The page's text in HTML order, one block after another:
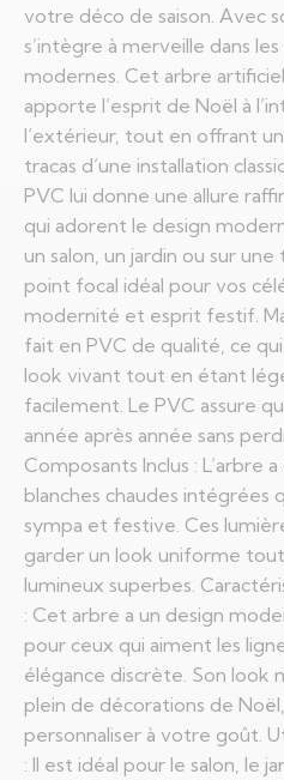
votre déco de saison. Avec
s’intègre à merveille dans
modernes. Cet arbre
apporte l’esprit de Noël à
l’extérieur, tout en offrant
tracas d’une installation
PVC lui donne une allure
qui adorent le design
un salon, un jardin ou sur
point focal idéal pour vos
modernité et esprit festif.
fait en PVC de qualité, ce
look vivant tout en étant
facilement. Le PVC assure
année après année sans
Composants Inclus : L’arbre
blanches chaudes intégrées
sympa et festive. Ces
garder un look uniforme
lumineux superbes.
: Cet arbre a un design
pour ceux qui aiment les
élégance discrète. Son look
plein de décorations de
personnaliser à votre goût.
: Il est idéal pour le salon, le